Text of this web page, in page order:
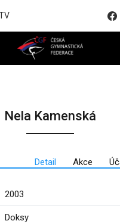
Nela Kamenská
Detail Akce
2003
Doksy